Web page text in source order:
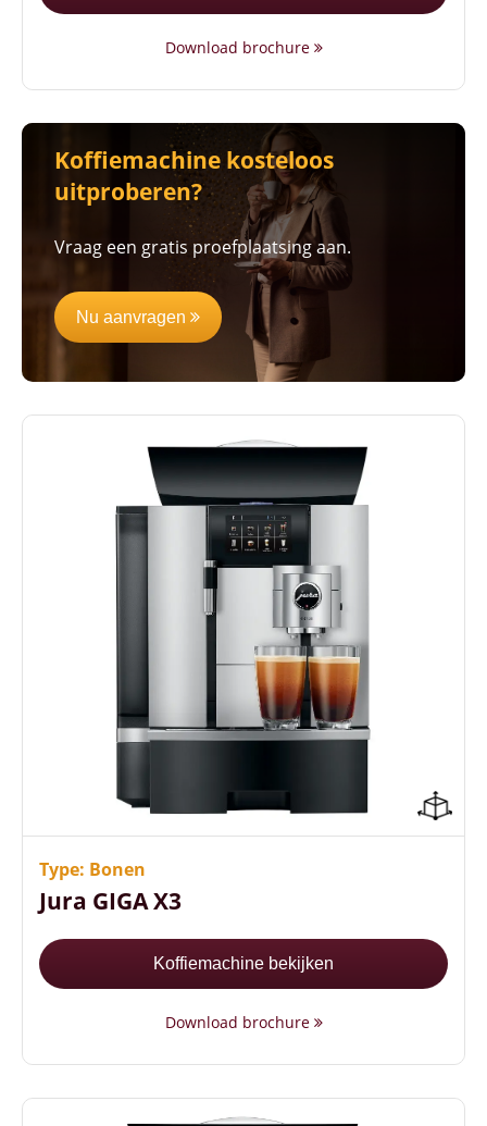
Download brochure
Koffiemachine kosteloos
uitproberen?
Vraag een gratis proefplaatsing aan.
Nu aanvragen
32 keuzemogelijkheden in dranken
5 liter waterreservoir
Hoge zetsnelheid
Type: Bonen
Jura GIGA X3
Koffiemachine bekijken
Download brochure